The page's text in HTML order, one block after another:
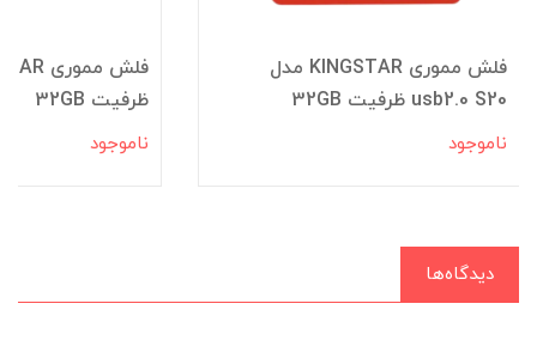
فلش مموری KINGSTAR مدل
usb2.0 S20 ظرفیت 32GB
ناموجود
ظرفیت 32GB
ناموجود
دیدگاه‌ها